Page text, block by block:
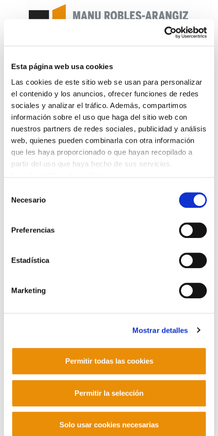
Esta página web usa cookies
Las cookies de este sitio web se usan para personalizar
el contenido y los anuncios, ofrecer funciones de redes
sociales y analizar el tráfico. Además, compartimos
información sobre el uso que haga del sitio web con
nuestros partners de redes sociales, publicidad y análisis
web, quienes pueden combinarla con otra información
que les haya proporcionado o que hayan recopilado a
partir del uso que haya hecho de sus servicios.
Necesario
Preferencias
Estadística
Marketing
Mostrar detalles
Permitir todas las cookies
Permitir la selección
Solo usar cookies necesarias
m30 greba
MAPA DEL SITIO
ACCESIBILIDAD
Manu Robles-Arangiz Institutua Fundazioa
Barrainkua 13 - 48009 Bilbo -
Corderliers karrika 20 - 64100 Baiona -
Telf. +33 (0) 559 25 65 52
Contacto